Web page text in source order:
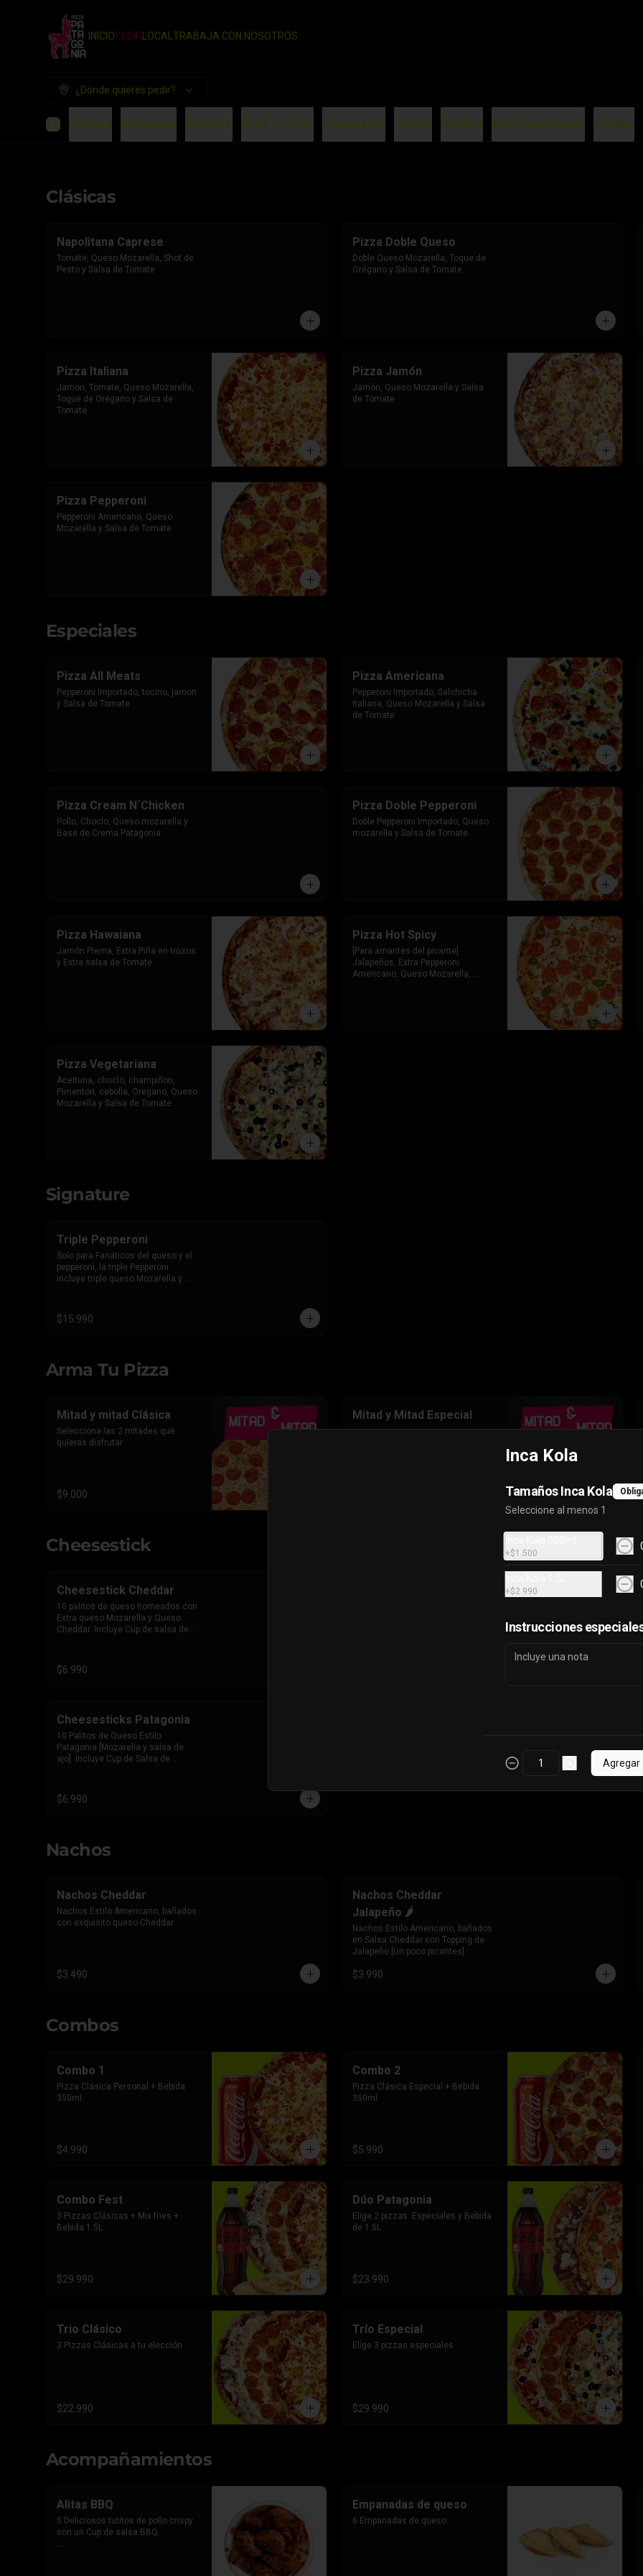
INICIOPEDIR LOCAL TRABAJA CON NOSOTROS
¿Dónde quieres pedir?
Clásicas Especiales Signature Arma Tu Pizza Cheesestick Nachos Combos Acompañamientos Postres
Clásicas
Napolitana Caprese
Tomate, Queso Mozarella, Shot de
Pesto y Salsa de Tomate
Pizza Doble Queso
Doble Queso Mozarella, Toque de
Orégano y Salsa de Tomate
Pizza Italiana
Jamon, Tomate, Queso Mozarella,
Toque de Orégano y Salsa de
Tomate
Pizza Jamón
Jamón, Queso Mozarella y Salsa
de Tomate
Pizza Pepperoni
Pepperoni Americano, Queso
Mozarella y Salsa de Tomate
Especiales
Pizza All Meats
Pepperoni Importado, tocino, jamon
y Salsa de Tomate
Pizza Americana
Pepperoni Importado, Salchicha
Italiana, Queso Mozarella y Salsa
de Tomate
Pizza Cream N´Chicken
Pollo, Choclo, Queso mozarella y
Base de Crema Patagonia
Pizza Doble Pepperoni
Doble Pepperoni Importado, Queso
mozarella y Salsa de Tomate
Pizza Hawaiana
Jamón Pierna, Extra Piña en trozos
y Extra salsa de Tomate
Pizza Hot Spicy
[Para amantes del picante]
Jalapeños, Extra Pepperoni
Americano, Queso Mozarella,
Pizza Vegetariana
Aceituna, choclo, champiñon,
Pimenton, cebolla, Oregano, Queso
Mozarella y Salsa de Tomate
Signature
Triple Pepperoni
Solo para Fanáticos del queso y el
pepperoni, la triple Pepperoni
incluye triple queso Mozarella y
$15.990
Arma Tu Pizza
Mitad y mitad Clásica
Selecciona las 2 mitades que
quieras disfrutar
$9.000
Mitad y Mitad Especial
Cheesestick
Cheesestick Cheddar
10 palitos de queso horneados con
Extra queso Mozarella y Queso
Cheddar. Incluye Cup de salsa de
$6.990
Cheesesticks Patagonia
10 Palitos de Queso Estilo
Patagonia [Mozarella y salsa de
ajo]. Incluye Cup de Salsa de
$6.990
Nachos
Nachos Cheddar
Nachos Estilo Americano, bañados
con exquisito queso Cheddar
$3.490
Nachos Cheddar
Jalapeño 🌶️
Nachos Estilo Americano, bañados
en Salsa Cheddar con Topping de
Jalapeño [Un poco picantes]
$3.990
Combos
Combo 1
Pizza Clásica Personal + Bebida
350ml
$4.990
Combo 2
Pizza Clásica Especial + Bebida
350ml
$5.990
Combo Fest
3 Pizzas Clásicas + Mix fries +
Bebida 1.5L
$29.990
Dúo Patagonia
Elige 2 pizzas  Especiales y Bebida
de 1.5L
$23.990
Trio Clásico
3 Pizzas Clásicas a tu elección
$22.990
Trío Especial
Elige 3 pizzas especiales
$29.990
Acompañamientos
Alitas BBQ
5 Deliciosos tutitos de pollo crispy
con un Cup de salsa BBQ
Empanadas de queso
6 Empanadas de queso
Inca Kola
Tamaños Inca Kola
Seleccione al menos 1
+$1.500
+$2.990
Instrucciones
Agregar